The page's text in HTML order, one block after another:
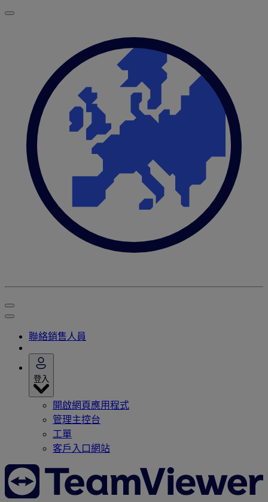
聯絡銷售人員
登入
開啟網頁應用程式
管理主控台
工單
客戶入口網站